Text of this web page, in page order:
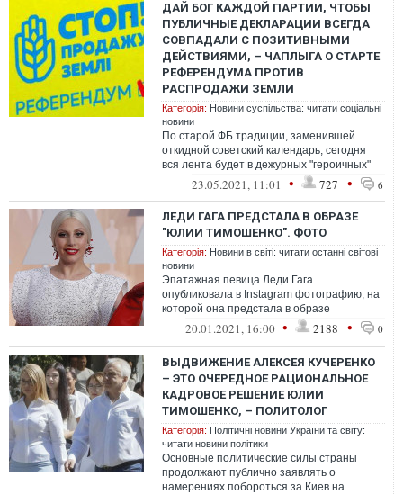
ДАЙ БОГ КАЖДОЙ ПАРТИИ, ЧТОБЫ
ПУБЛИЧНЫЕ ДЕКЛАРАЦИИ ВСЕГДА
СОВПАДАЛИ С ПОЗИТИВНЫМИ
ДЕЙСТВИЯМИ, – ЧАПЛЫГА О СТАРТЕ
РЕФЕРЕНДУМА ПРОТИВ
РАСПРОДАЖИ ЗЕМЛИ
Категорія: Новини суспільства: читати соціальні
новини
По старой ФБ традиции, заменившей
откидной советский календарь, сегодня
вся лента будет в дежурных "героичных"
коллажах и прочей околопатриотической
23.05.2021, 11:01 • 727 • 6
ЛЕДИ ГАГА ПРЕДСТАЛА В ОБРАЗЕ
"ЮЛИИ ТИМОШЕНКО". ФОТО
Категорія: Новини в світі: читати останні світові
новини
Эпатажная певица Леди Гага
опубликовала в Instagram фотографию, на
которой она предстала в образе
украинского политика Юлии Тимошенко.
20.01.2021, 16:00 • 2188 • 0
ВЫДВИЖЕНИЕ АЛЕКСЕЯ КУЧЕРЕНКО
– ЭТО ОЧЕРЕДНОЕ РАЦИОНАЛЬНОЕ
КАДРОВОЕ РЕШЕНИЕ ЮЛИИ
ТИМОШЕНКО, – ПОЛИТОЛОГ
Категорія: Політичні новини України та світу:
читати новини політики
Основные политические силы страны
продолжают публично заявлять о
намерениях побороться за Киев на